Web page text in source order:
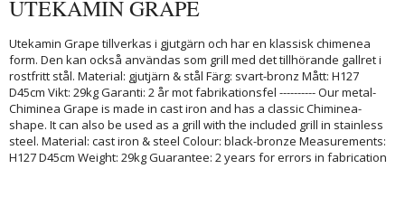
UTEKAMIN GRAPE
Utekamin Grape tillverkas i gjutgärn och har en klassisk chimenea
form. Den kan också användas som grill med det tillhörande gallret i
rostfritt stål. Material: gjutjärn & stål Färg: svart-bronz Mått: H127
D45cm Vikt: 29kg Garanti: 2 år mot fabrikationsfel ---------- Our metal-
Chiminea Grape is made in cast iron and has a classic Chiminea-
shape. It can also be used as a grill with the included grill in stainless
steel. Material: cast iron & steel Colour: black-bronze Measurements:
H127 D45cm Weight: 29kg Guarantee: 2 years for errors in fabrication